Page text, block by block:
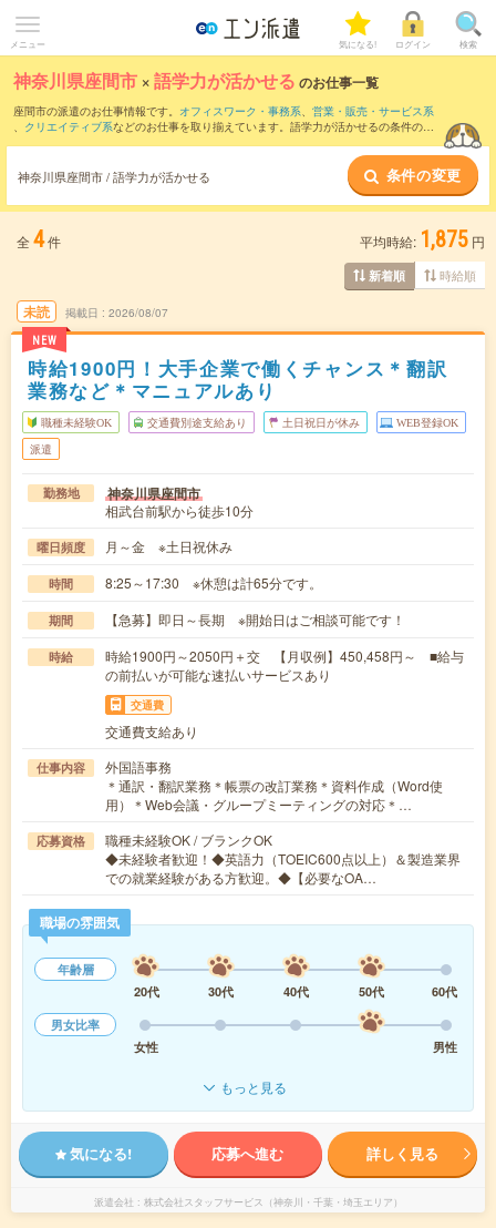
メニュー 気になる! ログイン 検索
神奈川県座間市 ×語学力が活かせる のお仕事一覧
座間市の派遣のお仕事情報です。 オフィスワーク・事務系、 営業・販売・サービス系
、 クリエイティブ系などのお仕事を取り揃えています。語学力が活かせるの条件の他
神奈川県座間市 / 語学力が活かせる 条件の変更
全 4件 平均時給: 1,875 円
新着順 時給順
未読
NEW
掲載日 2026/08/07
時給1900円！大手企業で働くチャンス＊翻訳
業務など＊マニュアルあり
職種未経験OK 交通費別途支給あり 土日祝日が休み WEB登録OK
派遣
勤務地 神奈川県座間市
相武台前駅から徒歩10分
曜日頻度 月～金 ※土日祝休み
時間 8:25～17:30 ※休憩は計65分です。
期間 【急募】即日～長期 ※開始日はご相談可能です！
時給
時給1900円～2050円＋交 【月収例】450,458円～ ■給与
の前払いが可能な速払いサービスあり
交通費
交通費支給あり
仕事内容
外国語事務
＊通訳・翻訳業務＊帳票の改訂業務＊資料作成（Word使
用）＊Web会議・グループミーティングの対応＊…
応募資格
職種未経験OK / ブランクOK
◆未経験者歓迎！◆英語力（TOEIC600点以上）＆製造業界
での就業経験がある方歓迎。◆【必要なOA…
職場の雰囲気
年齢層
20代
30代 40代 50代
60代
男女比率
女性
男性
もっと見る
気になる! 応募へ進む 詳しく見る
派遣会社 株式会社スタッフサービス（神奈川・千葉・埼玉エリア）